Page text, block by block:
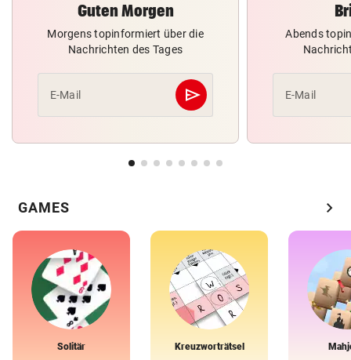
Guten Morgen
Morgens topinformiert über die
Nachrichten des Tages
E-Mail send
Abschicken
Abends
E-Mail
GAMES chevron_right
Solitär Kreuzworträtsel